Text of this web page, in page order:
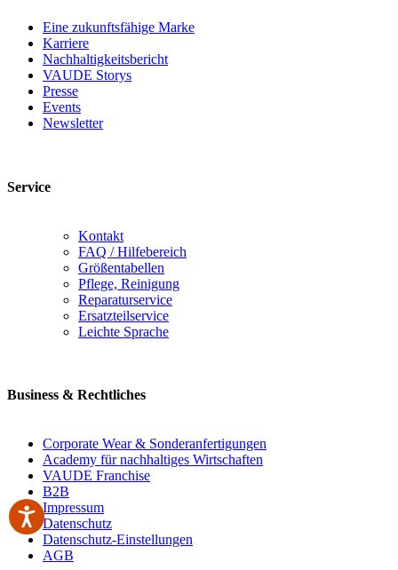
Eine zukunftsfähige Marke
Karriere
Nachhaltigkeitsbericht
VAUDE Storys
Presse
Events
Newsletter
Service
Kontakt
FAQ / Hilfebereich
Größentabellen
Pflege, Reinigung
Reparaturservice
Ersatzteilservice
Leichte Sprache
Business & Rechtliches
Corporate Wear & Sonderanfertigungen
Academy für nachhaltiges Wirtschaften
VAUDE Franchise
B2B
Impressum
Datenschutz
Datenschutz-Einstellungen
AGB